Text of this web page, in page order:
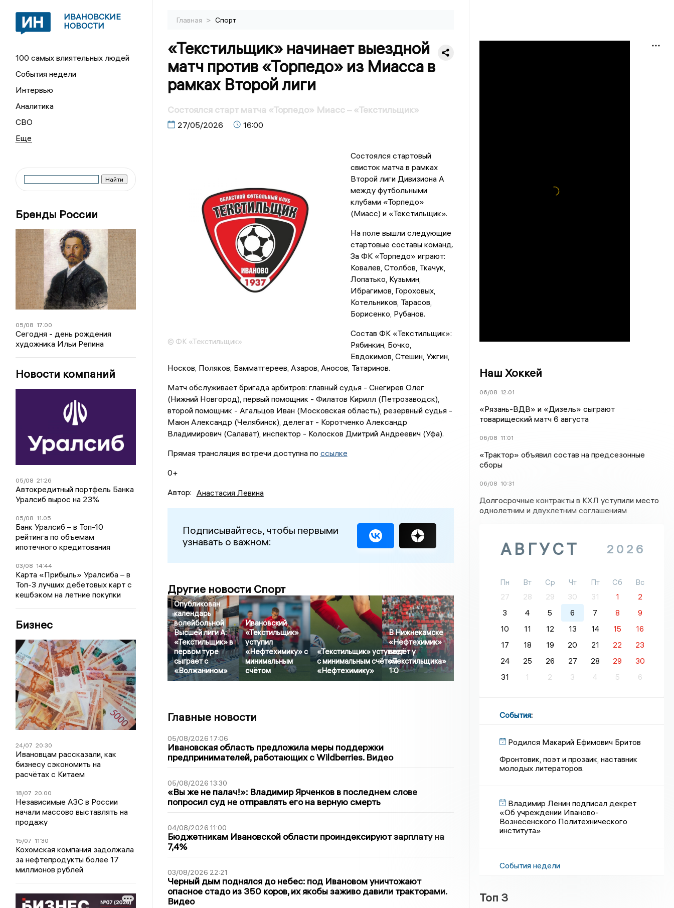
ИВАНОВСКИЕ
НОВОСТИ
100 самых влиятельных людей
События недели
Интервью
Аналитика
СВО
Бренды России
05/08 17:00
Сегодня - день рождения
художника Ильи Репина
Новости компаний
05/08 21:26
Автокредитный портфель Банка
Уралсиб вырос на 23%
05/08 11:05
Банк Уралсиб – в Топ-10
рейтинга по объемам
ипотечного кредитования
03/08 14:44
Карта «Прибыль» Уралсиба – в
Топ-3 лучших дебетовых карт с
кешбэком на летние покупки
Бизнес
24/07 20:30
Ивановцам рассказали, как
бизнесу сэкономить на
расчётах с Китаем
18/07 20:00
Независимые АЗС в России
начали массово выставлять на
продажу
15/07 11:30
Кохомская компания задолжала
за нефтепродукты более 17
миллионов рублей
Главная > Спорт
«Текстильщик» начинает выездной
матч против «Торпедо» из Миасса в
рамках Второй лиги
Состоялся старт матча «Торпедо» Миасс – «Текстильщик»
27/05/2026 16:00
© ФК «Текстильщик»
Состоялся стартовый
свисток матча в рамках
Второй лиги Дивизиона А
между футбольными
клубами «Торпедо»
(Миасс) и «Текстильщик».
На поле вышли следующие
стартовые составы команд.
За ФК «Торпедо» играют:
Ковалев, Столбов, Ткачук,
Лопатько, Кузьмин,
Ибрагимов, Гороховых,
Котельников, Тарасов,
Борисенко, Рубанов.
Состав ФК «Текстильщик»:
Рябинкин, Бочко,
Евдокимов, Стешин, Ужгин,
Носков, Поляков, Бамматгереев, Азаров, Аносов, Татаринов.
Матч обслуживает бригада арбитров: главный судья - Снегирев Олег
(Нижний Новгород), первый помощник - Филатов Кирилл (Петрозаводск),
второй помощник - Агальцов Иван (Московская область), резервный судья -
Маюн Александр (Челябинск), делегат - Коротченко Александр
Владимирович (Салават), инспектор - Колосков Дмитрий Андреевич (Уфа).
Прямая трансляция встречи доступна по ссылке
0+
Автор: Анастасия Левина
Подписывайтесь, чтобы первыми
узнавать о важном:
Другие новости Спорт
Опубликован
календарь
волейбольной
Высшей лиги А:
«Текстильщик» в
первом туре
сыграет с
«Волжанином»
Ивановский
«Текстильщик»
уступил
«Нефтехимику» с
минимальным
счётом
«Текстильщик» уступает
с минимальным счётом
«Нефтехимику»
В Нижнекамске
«Нефтехимик»
ведёт у
«Текстильщика»
1:0
Главные новости
05/08/2026 17:06
Ивановская область предложила меры поддержки
предпринимателей, работающих с Wildberries. Видео
05/08/2026 13:30
«Вы же не палач!»: Владимир Ярченков в последнем слове
попросил суд не отправлять его на верную смерть
04/08/2026 11:00
Бюджетникам Ивановской области проиндексируют зарплату на
7,4%
03/08/2026 22:21
Черный дым поднялся до небес: под Ивановом уничтожают
опасное стадо из 350 коров, их якобы заживо давили тракторами.
Видео
Наш Хоккей
06/08 12:01
«Рязань-ВДВ» и «Дизель» сыграют
товарищеский матч 6 августа
06/08 11:01
«Трактор» объявил состав на предсезонные
сборы
06/08 10:31
Долгосрочные контракты в КХЛ уступили место
однолетним и двухлетним соглашениям
АВГУСТ 2026
Пн Вт Ср Чт Пт Сб
Вс
27
28 29 30 31 1
2
3
4 5 6 7 8
9
10
11 12 13 14 15
16
17
18 19 20 21 22
23
24
25 26 27 28 29
30
31
1 2 3 4 5 6
События:
Родился Макарий Ефимович Бритов
Фронтовик, поэт и прозаик, наставник
молодых литераторов.
Владимир Ленин подписал декрет
«Об учреждении Иваново-
Вознесенского Политехнического
института»
События недели
Топ 3